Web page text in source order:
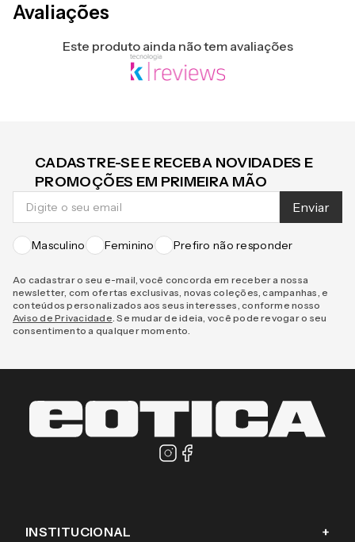
Avaliações
Este produto ainda não tem avaliações
CADASTRE-SE E RECEBA NOVIDADES E
PROMOÇÕES EM PRIMEIRA MÃO
Enviar
Masculino Feminino Prefiro não responder
Ao cadastrar o seu e-mail, você concorda em receber a nossa
newsletter, com ofertas exclusivas, novas coleções, campanhas, e
conteúdos personalizados aos seus interesses, conforme nosso
Aviso de Privacidade . Se mudar de ideia, você pode revogar o seu
consentimento a qualquer momento.
INSTITUCIONAL +